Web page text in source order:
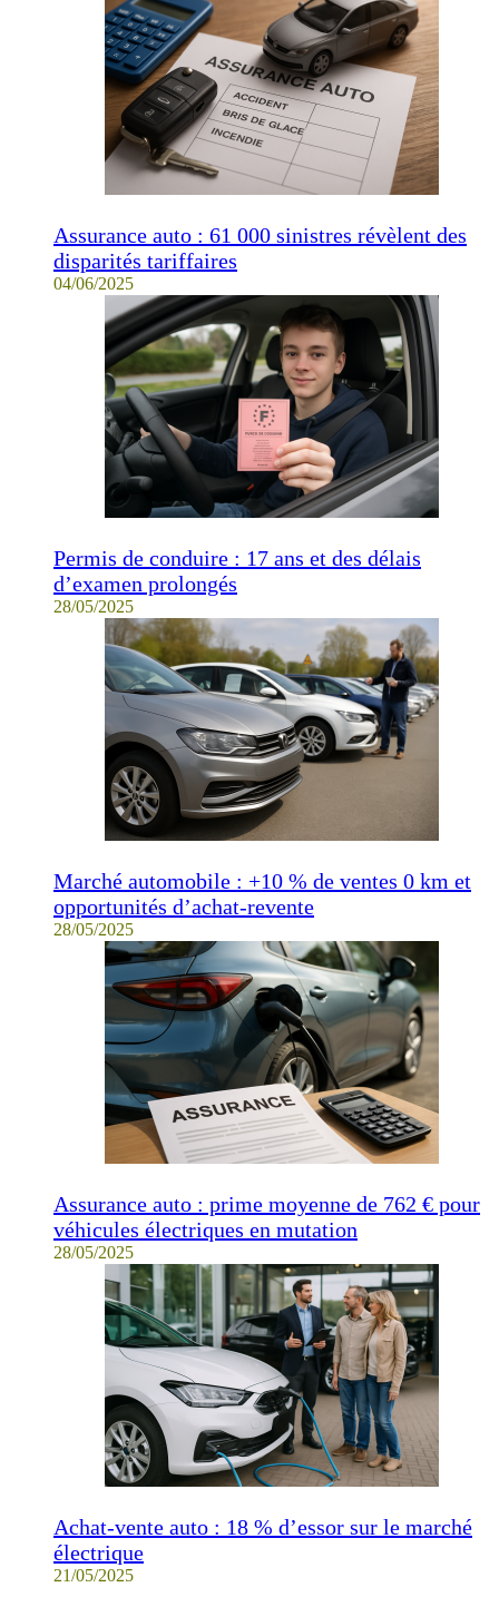
Assurance auto : 61 000 sinistres révèlent des
disparités tariffaires
04/06/2025
Permis de conduire : 17 ans et des délais
d’examen prolongés
28/05/2025
Marché automobile : +10 % de ventes 0 km et
opportunités d’achat-revente
28/05/2025
Assurance auto : prime moyenne de 762 € pour
véhicules électriques en mutation
28/05/2025
Achat-vente auto : 18 % d’essor sur le marché
électrique
21/05/2025